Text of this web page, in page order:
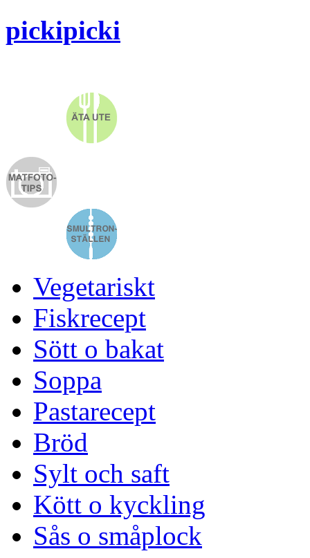
pickipicki
Vegetariskt
Fiskrecept
Sött o bakat
Soppa
Pastarecept
Bröd
Sylt och saft
Kött o kyckling
Sås o småplock